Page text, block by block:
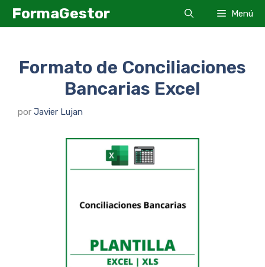
SaltarFormaGestor Menú
Formato de Conciliaciones
Bancarias Excel
por Javier Lujan